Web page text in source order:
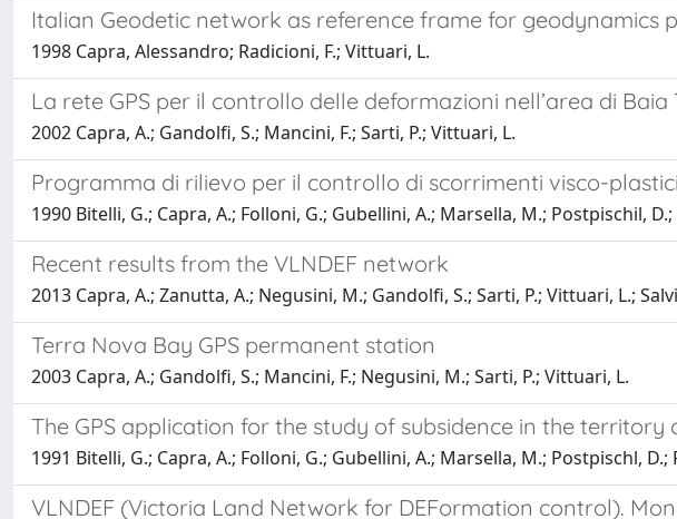
Italian Geodetic network as reference frame for
1998 Capra, Alessandro; Radicioni, F.; Vittuari, L.
La rete GPS per il controllo delle deformazioni nell’area di
2002 Capra, A.; Gandolfi, S.; Mancini, F.; Sarti, P.; Vittuari, L.
Programma di rilievo per il controllo di scorrimenti visco-
1990 Bitelli, G.; Capra, A.; Folloni, G.; Gubellini, A.; Marsella, M.; Postpischil,
Recent results from the VLNDEF network
2013 Capra, A.; Zanutta, A.; Negusini, M.; Gandolfi, S.; Sarti, P.; Vittuari, L.;
Terra Nova Bay GPS permanent station
2003 Capra, A.; Gandolfi, S.; Mancini, F.; Negusini, M.; Sarti, P.; Vittuari, L.
The GPS application for the study of subsidence in the territory
1991 Bitelli, G.; Capra, A.; Folloni, G.; Gubellini, A.; Marsella, M.; Postpischl, D.;
VLNDEF (Victoria Land Network for DEFormation control).